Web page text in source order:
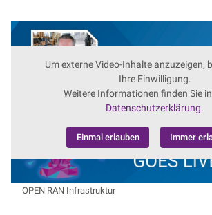
Um externe Video-Inhalte anzuzeigen,
Ihre Einwilligung.
Weitere Informationen finden Sie
Datenschutzerklärung.
Einmal erlauben Immer
OPEN RAN Infrastruktur